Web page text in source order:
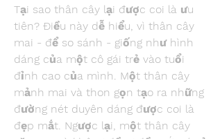
Tại sao thân cây lại được coi là ưu
tiên? Điều này dễ hiểu, vì thân cây
mai - để so sánh - giống như hình
dáng của một cô gái trẻ vào tuổi
đỉnh cao của mình. Một thân cây
mảnh mai và thon gọn tạo ra những
đường nét duyên dáng được coi là
đẹp mắt. Ngược lại, một thân cây